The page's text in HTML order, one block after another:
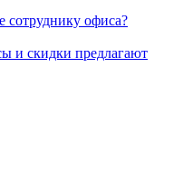
сотруднику офиса?